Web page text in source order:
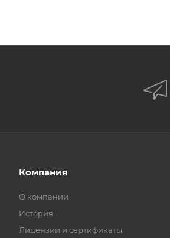
Компания
О компании
История
Лицензии и сертификаты